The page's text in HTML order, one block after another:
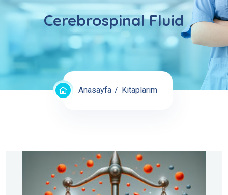
Cerebrospinal Fluid
Anasayfa Kitaplarım